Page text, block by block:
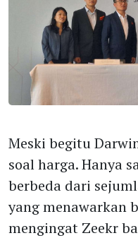
Meski begitu
soal harga. Hanya
berbeda dari
yang menawarkan
mengingat Zeekr